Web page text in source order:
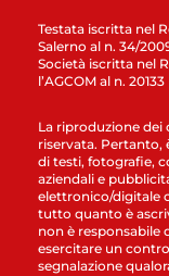
Testata iscritta nel
Salerno al n. 34/
Società iscritta nel
l’AGCOM al n. 20133
La riproduzione dei
riservata. Pertanto,
di testi, fotografie,
aziendali e
elettronico/digitale
tutto quanto è
non è responsabile
esercitare un
segnalazione